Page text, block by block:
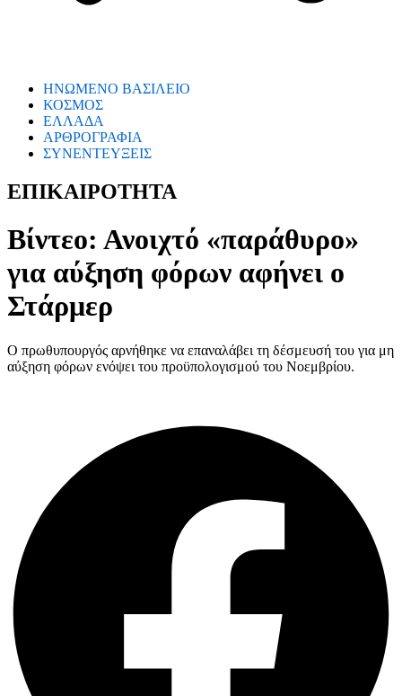
ΗΝΩΜΕΝΟ ΒΑΣΙΛΕΙΟ
ΚΟΣΜΟΣ
ΕΛΛΑΔΑ
ΑΡΘΡΟΓΡΑΦΙΑ
ΣΥΝΕΝΤΕΥΞΕΙΣ
ΕΠΙΚΑΙΡΟΤΗΤΑ
Βίντεο: Ανοιχτό «παράθυρο»
για αύξηση φόρων αφήνει ο
Στάρμερ
Ο πρωθυπουργός αρνήθηκε να επαναλάβει τη δέσμευσή του για μη
αύξηση φόρων ενόψει του προϋπολογισμού του Νοεμβρίου.